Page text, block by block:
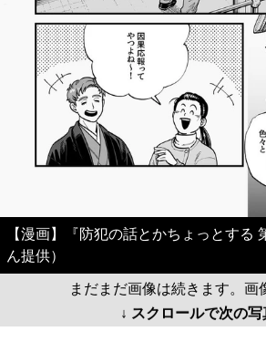
【漫画】『防犯の話とかちょっとする
ん提供）
まだまだ画像は続きます。画
↓ スクロールで次の写